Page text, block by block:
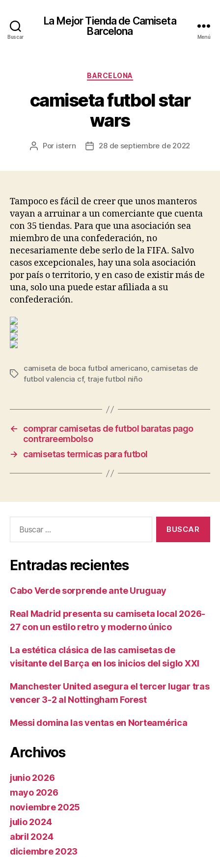
Buscar
La Mejor Tienda de Camiseta
Barcelona
Menú
Categorías
BARCELONA
camiseta futbol star
wars
Autor
Por istern
Fecha28 de septiembre de 2022
Tampoco es fácil de creer que unos manteros
vayan a arruinar a un comerciante que cuenta
con 35 tiendas. Para que una asociación sea
miembro de una confederación, no
necesariamente debe serlo de la FIFA. Salvo
casos excepcionales, hay una sola asociación
por país o territorio, y en caso de existir más de
una, solo una puede estar afiliada a su
confederación.
Etiquetas
camiseta de boca futbol americano, camisetas de
futbol valencia cf, traje futbol niño
←
comprar camisetas de futbol baratas pago
contrareembolso
→
camisetas termicas para futbol
Entradas recientes
Cabo Verde sorprende ante Uruguay
Real Madrid presenta su camiseta local 2026-
27 con un estilo retro y moderno único
La estética clásica de las camisetas de
visitante del Barça en los inicios del siglo XXI
Manchester United asegura el tercer lugar tras
vencer 3-2 al Nottingham Forest
Messi domina las ventas en Norteamérica
Archivos
junio 2026
mayo 2026
noviembre 2025
julio 2024
abril 2024
diciembre 2023